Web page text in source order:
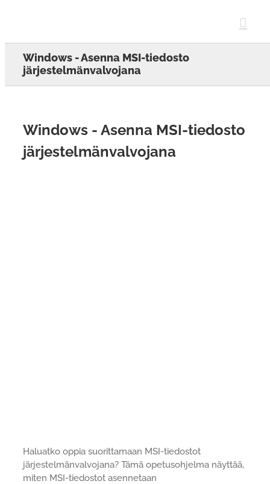
Windows - Asenna MSI-tiedosto
järjestelmänvalvojana
Windows - Asenna MSI-tiedosto
järjestelmänvalvojana
Haluatko oppia suorittamaan MSI-tiedostot
järjestelmänvalvojana? Tämä opetusohjelma näyttää,
miten MSI-tiedostot asennetaan